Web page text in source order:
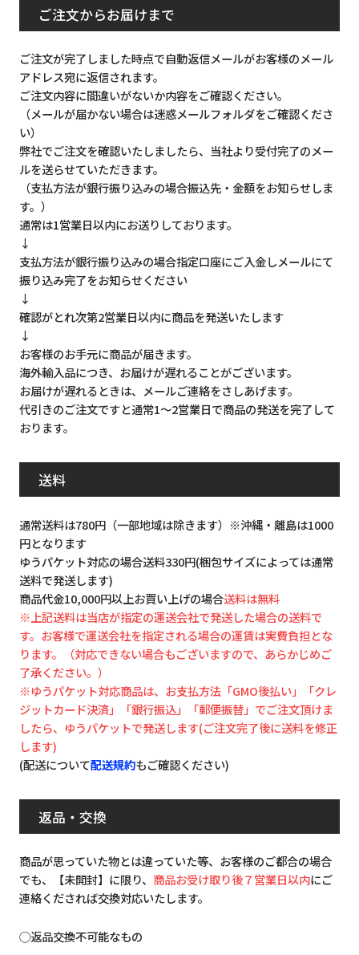
ご注文からお届けまで
ご注文が完了しました時点で自動返信メールがお客様のメール
アドレス宛に返信されます。
ご注文内容に間違いがないか内容をご確認ください。
（メールが届かない場合は迷惑メールフォルダをご確認くださ
い）
弊社でご注文を確認いたしましたら、当社より受付完了のメー
ルを送らせていただきます。
（支払方法が銀行振り込みの場合振込先・金額をお知らせしま
す。）
通常は1営業日以内にお送りしております。
↓
支払方法が銀行振り込みの場合指定口座にご入金しメールにて
振り込み完了をお知らせください
↓
確認がとれ次第2営業日以内に商品を発送いたします
↓
お客様のお手元に商品が届きます。
海外輸入品につき、お届けが遅れることがございます。
お届けが遅れるときは、メールご連絡をさしあげます。
代引きのご注文ですと通常1～2営業日で商品の発送を完了して
おります。
送料
通常送料は780円（一部地域は除きます）※沖縄・離島は1000
円となります
ゆうパケット対応の場合送料330円(梱包サイズによっては通常
送料で発送します)
商品代金10,000円以上お買い上げの場合送料は無料
※上記送料は当店が指定の運送会社で発送した場合の送料で
す。お客様で運送会社を指定される場合の運賃は実費負担とな
ります。（対応できない場合もございますので、あらかじめご
了承ください。）
※ゆうパケット対応商品は、お支払方法「GMO後払い」「クレ
ジットカード決済」「銀行振込」「郵便振替」でご注文頂けま
したら、ゆうパケットで発送します(ご注文完了後に送料を修正
します)
(配送について配送規約もご確認ください)
返品・交換
商品が思っていた物とは違っていた等、お客様のご都合の場合
でも、【未開封】に限り、 商品お受け取り後７営業日以内にご
連絡くだされば交換対応いたします。
◯返品交換不可能なもの